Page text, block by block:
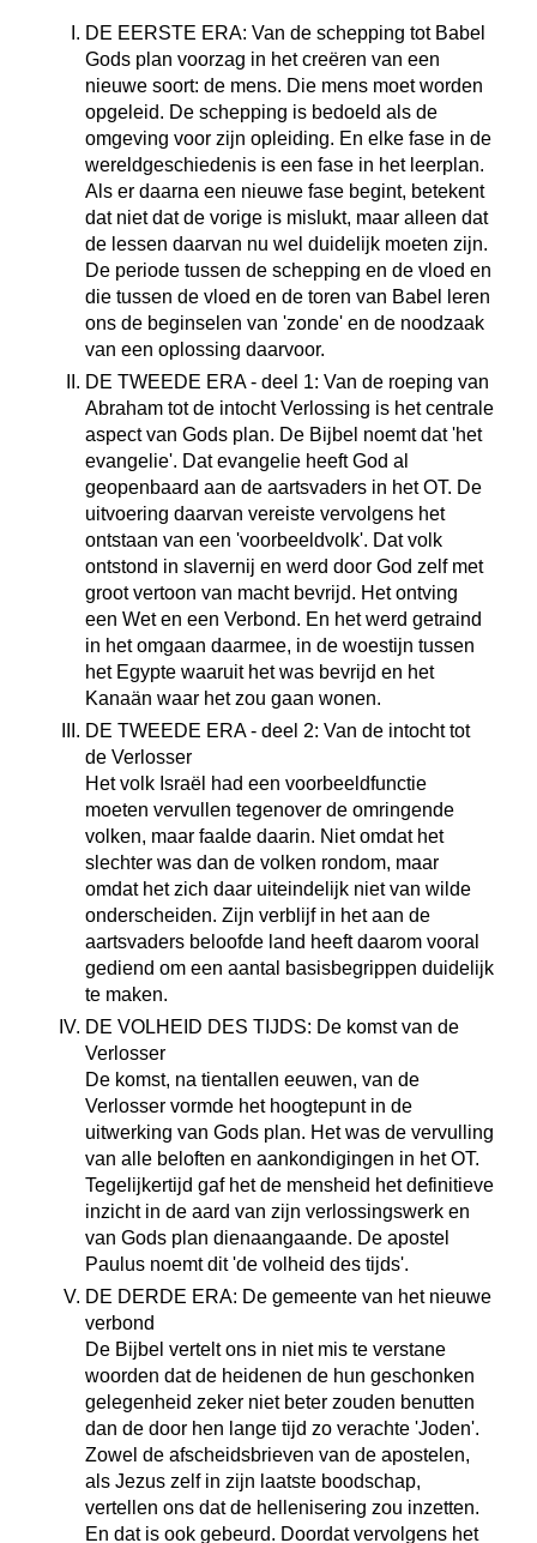
DE EERSTE ERA: Van de schepping tot Babel
Gods plan voorzag in het creëren van een
nieuwe soort: de mens. Die mens moet worden
opgeleid. De schepping is bedoeld als de
omgeving voor zijn opleiding. En elke fase in de
wereldgeschiedenis is een fase in het leerplan.
Als er daarna een nieuwe fase begint, betekent
dat niet dat de vorige is mislukt, maar alleen dat
de lessen daarvan nu wel duidelijk moeten zijn.
De periode tussen de schepping en de vloed en
die tussen de vloed en de toren van Babel leren
ons de beginselen van 'zonde' en de noodzaak
van een oplossing daarvoor.
DE TWEEDE ERA - deel 1: Van de roeping van
Abraham tot de intocht Verlossing is het centrale
aspect van Gods plan. De Bijbel noemt dat 'het
evangelie'. Dat evangelie heeft God al
geopenbaard aan de aartsvaders in het OT. De
uitvoering daarvan vereiste vervolgens het
ontstaan van een 'voorbeeldvolk'. Dat volk
ontstond in slavernij en werd door God zelf met
groot vertoon van macht bevrijd. Het ontving
een Wet en een Verbond. En het werd getraind
in het omgaan daarmee, in de woestijn tussen
het Egypte waaruit het was bevrijd en het
Kanaän waar het zou gaan wonen.
DE TWEEDE ERA - deel 2: Van de intocht tot
de Verlosser
Het volk Israël had een voorbeeldfunctie
moeten vervullen tegenover de omringende
volken, maar faalde daarin. Niet omdat het
slechter was dan de volken rondom, maar
omdat het zich daar uiteindelijk niet van wilde
onderscheiden. Zijn verblijf in het aan de
aartsvaders beloofde land heeft daarom vooral
gediend om een aantal basisbegrippen duidelijk
te maken.
DE VOLHEID DES TIJDS: De komst van de
Verlosser
De komst, na tientallen eeuwen, van de
Verlosser vormde het hoogtepunt in de
uitwerking van Gods plan. Het was de vervulling
van alle beloften en aankondigingen in het OT.
Tegelijkertijd gaf het de mensheid het definitieve
inzicht in de aard van zijn verlossingswerk en
van Gods plan dienaangaande. De apostel
Paulus noemt dit 'de volheid des tijds'.
DE DERDE ERA: De gemeente van het nieuwe
verbond
De Bijbel vertelt ons in niet mis te verstane
woorden dat de heidenen de hun geschonken
gelegenheid zeker niet beter zouden benutten
dan de door hen lange tijd zo verachte 'Joden'.
Zowel de afscheidsbrieven van de apostelen,
als Jezus zelf in zijn laatste boodschap,
vertellen ons dat de hellenisering zou inzetten.
En dat is ook gebeurd. Doordat vervolgens het